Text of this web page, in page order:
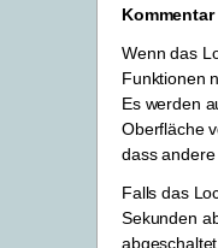
Kommentar
Wenn das
Funktionen
Es werden
Oberfläche
dass
Falls das
Sekunden
abgeschaltet.